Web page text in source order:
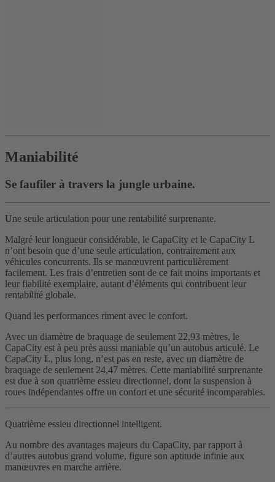
Maniabilité
Se faufiler à travers la jungle urbaine.
Une seule articulation pour une rentabilité surprenante.
Malgré leur longueur considérable, le CapaCity et le CapaCity L
n’ont besoin que d’une seule articulation, contrairement aux
véhicules concurrents. Ils se manœuvrent particulièrement
facilement. Les frais d’entretien sont de ce fait moins importants et
leur fiabilité exemplaire, autant d’éléments qui contribuent leur
rentabilité globale.
Quand les performances riment avec le confort.
Avec un diamètre de braquage de seulement 22,93 mètres, le
CapaCity est à peu près aussi maniable qu’un autobus articulé. Le
CapaCity L, plus long, n’est pas en reste, avec un diamètre de
braquage de seulement 24,47 mètres. Cette maniabilité surprenante
est due à son quatrième essieu directionnel, dont la suspension à
roues indépendantes offre un confort et une sécurité incomparables.
Quatrième essieu directionnel intelligent.
Au nombre des avantages majeurs du CapaCity, par rapport à
d’autres autobus grand volume, figure son aptitude infinie aux
manœuvres en marche arrière.